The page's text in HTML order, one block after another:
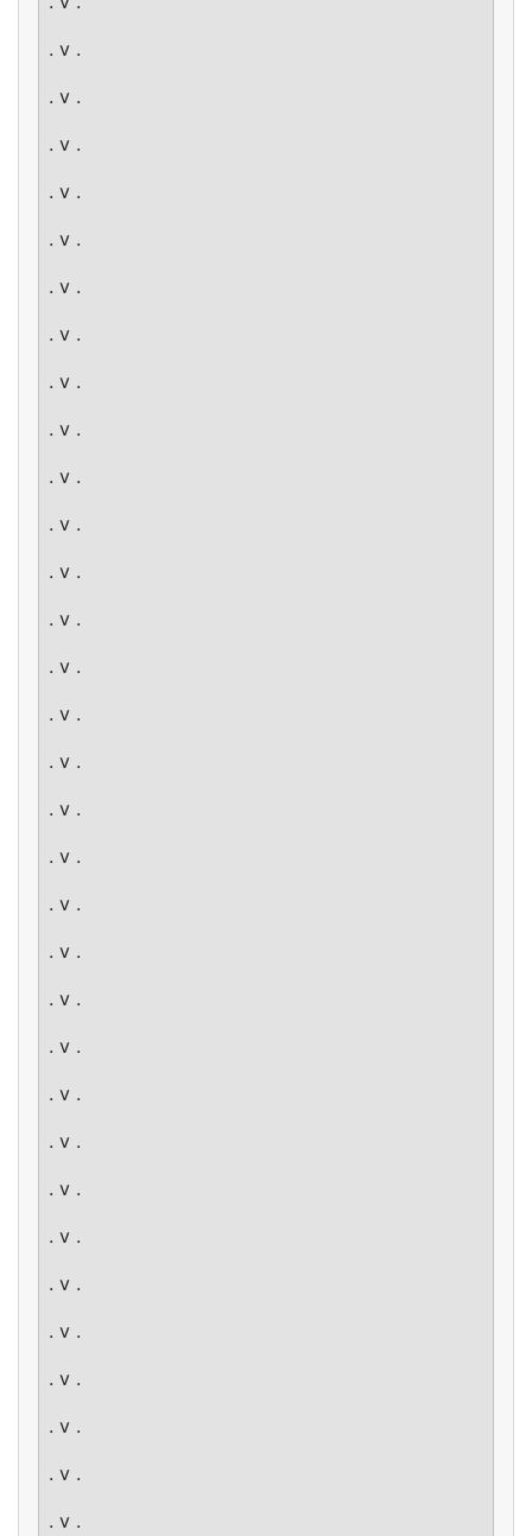
. v .
. v .
. v .
. v .
. v .
. v .
. v .
. v .
. v .
. v .
. v .
. v .
. v .
. v .
. v .
. v .
. v .
. v .
. v .
. v .
. v .
. v .
. v .
. v .
. v .
. v .
. v .
. v .
. v .
. v .
. v .
. v .